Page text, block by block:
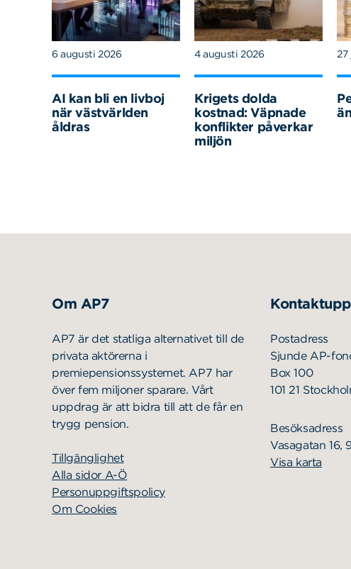
6 augusti 2026
AI kan bli en livboj
när västvärlden
åldras
4 augusti 2026
Krigets dolda
kostnad: Väpnade
konflikter påverkar
miljön
27
Om AP7
AP7 är det statliga alternativet till de
privata aktörerna i
premiepensionssystemet. AP7 har
över fem miljoner sparare. Vårt
uppdrag är att bidra till att de får en
trygg pension.
Tillgänglighet
Alla sidor A-Ö
Personuppgiftspolicy
Om Cookies
Postadress
Sjunde AP-
Box 100
101 21
Besöksadress
Vasagatan 16,
Visa karta